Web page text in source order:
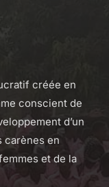
créée en
conscient de
d’un
carènes en
et de la